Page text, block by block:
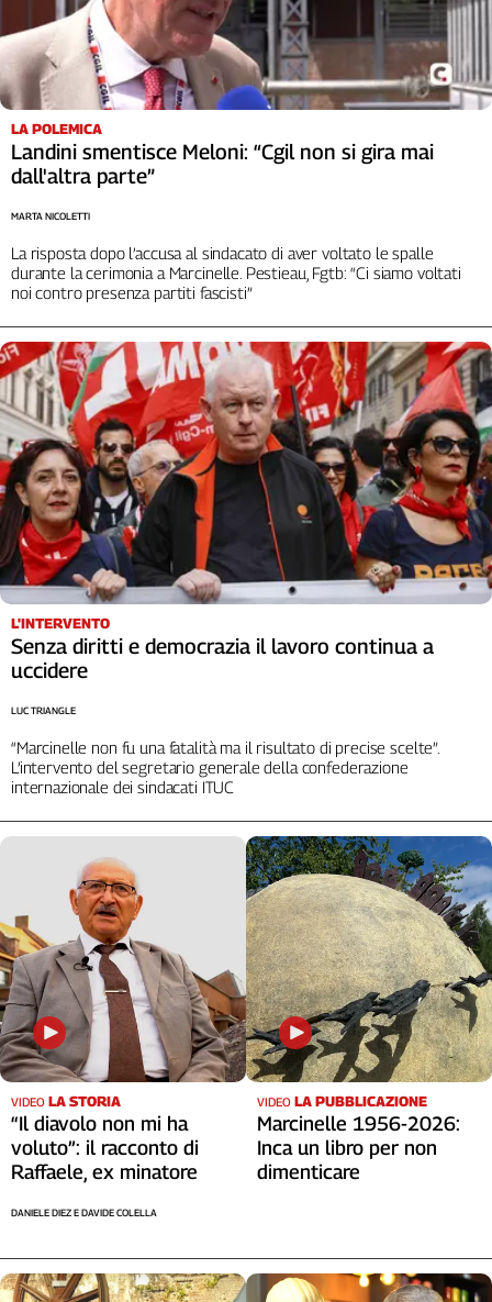
Cerca
Contatti
La
Newsletter
LA POLEMICA
Landini smentisce Meloni: “Cgil non si gira mai
dall'altra parte”
La risposta dopo l’accusa al sindacato di aver voltato le spalle
durante la cerimonia a Marcinelle. Pestieau, Fgtb: “Ci siamo voltati
noi contro presenza partiti fascisti”
MARTA NICOLETTI
L'INTERVENTO
Senza diritti e democrazia il lavoro continua a
uccidere
“Marcinelle non fu una fatalità ma il risultato di precise scelte”.
L’intervento del segretario generale della confederazione
internazionale dei sindacati ITUC
LUC TRIANGLE
VIDEO LA STORIA
“Il diavolo non mi ha
voluto”: il racconto di
Raffaele, ex minatore
DANIELE DIEZ E DAVIDE COLELLA
VIDEO LA PUBBLICAZIONE
Marcinelle 1956-2026:
Inca un libro per non
dimenticare